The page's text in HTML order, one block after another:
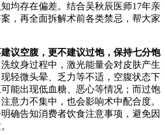
均存在偏差。结合吴秋辰医师17年亲
，再全面拆解术前各类禁忌，帮大家
议空腹，更不建议过饱，保持七分饱
洗纹身过程中，激光能量会对皮肤产生
轻微头晕、乏力等不适，空腹状态下
能出现低血糖、恶心等情况；而过饱
意力不集中，也会影响术中配合度。
确告知消费者饮食注意事项，避免因